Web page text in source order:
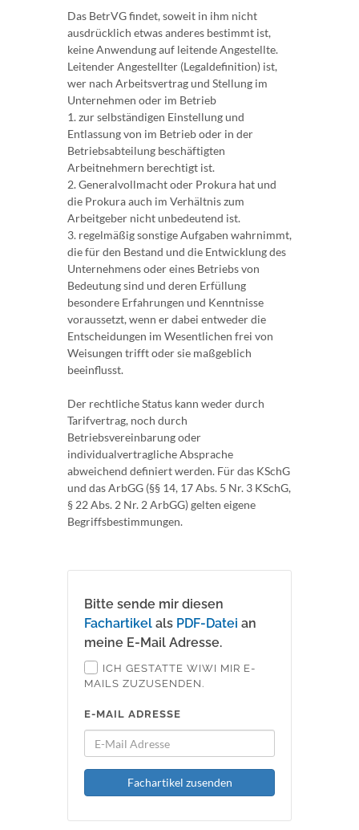
Das BetrVG findet, soweit in ihm nicht
ausdrücklich etwas anderes bestimmt ist,
keine Anwendung auf leitende Angestellte.
Leitender Angestellter (Legaldefinition) ist,
wer nach Arbeitsvertrag und Stellung im
Unternehmen oder im Betrieb
1. zur selbständigen Einstellung und
Entlassung von im Betrieb oder in der
Betriebsabteilung beschäftigten
Arbeitnehmern berechtigt ist.
2. Generalvollmacht oder Prokura hat und
die Prokura auch im Verhältnis zum
Arbeitgeber nicht unbedeutend ist.
3. regelmäßig sonstige Aufgaben wahrnimmt,
die für den Bestand und die Entwicklung des
Unternehmens oder eines Betriebs von
Bedeutung sind und deren Erfüllung
besondere Erfahrungen und Kenntnisse
voraussetzt, wenn er dabei entweder die
Entscheidungen im Wesentlichen frei von
Weisungen trifft oder sie maßgeblich
beeinflusst.
Der rechtliche Status kann weder durch
Tarifvertrag, noch durch
Betriebsvereinbarung oder
individualvertragliche Absprache
abweichend definiert werden. Für das KSchG
und das ArbGG (§§ 14, 17 Abs. 5 Nr. 3 KSchG,
§ 22 Abs. 2 Nr. 2 ArbGG) gelten eigene
Begriffsbestimmungen.
Bitte sende mir diesen
Fachartikel als PDF-Datei an
meine E-Mail Adresse.
ICH GESTATTE WIWI MIR E-
MAILS ZUZUSENDEN.
E-MAIL ADRESSE
Fachartikel zusenden